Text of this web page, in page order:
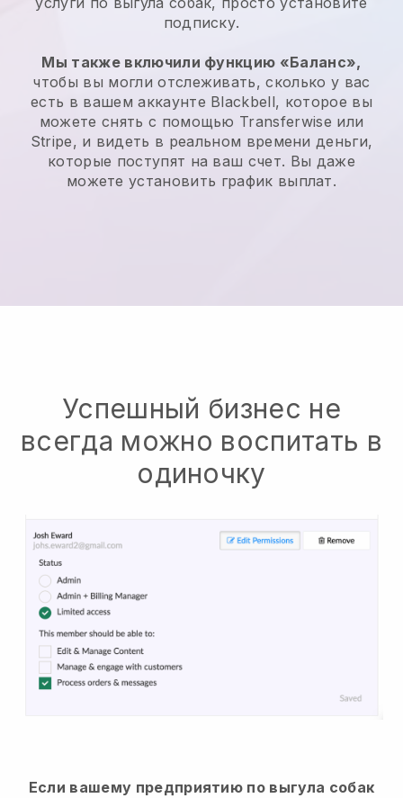
подписку.
Мы также включили функцию «Баланс»,
чтобы вы могли отслеживать, сколько у вас
есть в вашем аккаунте Blackbell, которое вы
можете снять с помощью Transferwise или
Stripe, и видеть в реальном времени деньги,
которые поступят на ваш счет. Вы даже
можете установить график выплат.
Успешный бизнес не
всегда можно воспитать в
одиночку
Если вашему предприятию по выгула собак